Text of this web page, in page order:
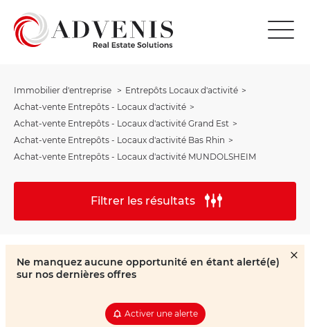
Immobilier d'entreprise
Entrepôts Locaux d'activité
Achat-vente Entrepôts - Locaux d'activité
Achat-vente Entrepôts - Locaux d'activité Grand Est
Achat-vente Entrepôts - Locaux d'activité Bas Rhin
Achat-vente Entrepôts - Locaux d'activité MUNDOLSHEIM
Filtrer les résultats
Ne manquez aucune opportunité en étant alerté(e)
sur nos dernières offres
Activer une alerte